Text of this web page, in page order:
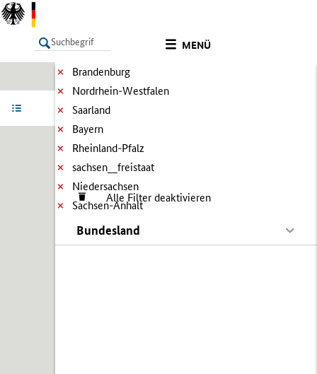
MENÜ
LISTE
Brandenburg
Nordrhein-Westfalen
Saarland
Bayern
Rheinland-Pfalz
sachsen__freistaat
Niedersachsen
Sachsen-Anhalt
Alle Filter deaktivieren
Bundesland